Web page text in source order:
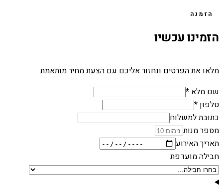
הזמנה
הזמינו עכשיו
מלאו את הפרטים ונחזור אליכם עם הצעת מחיר מותאמת
שם מלא *
טלפון *
כתובת למשלוח
מספר מנות
תאריך האירוע
חבילה מועדפת